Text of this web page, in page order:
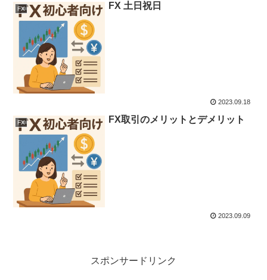
FX FX 土日祝日
2023.09.18
FX FX取引のメリットとデメリット
2023.09.09
スポンサードリンク